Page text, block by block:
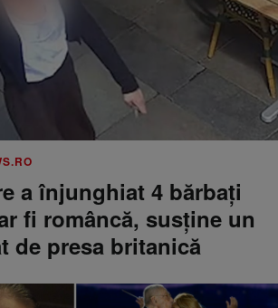
a înjunghiat 4 bărbați
fi româncă, susţine un
de presa britanică